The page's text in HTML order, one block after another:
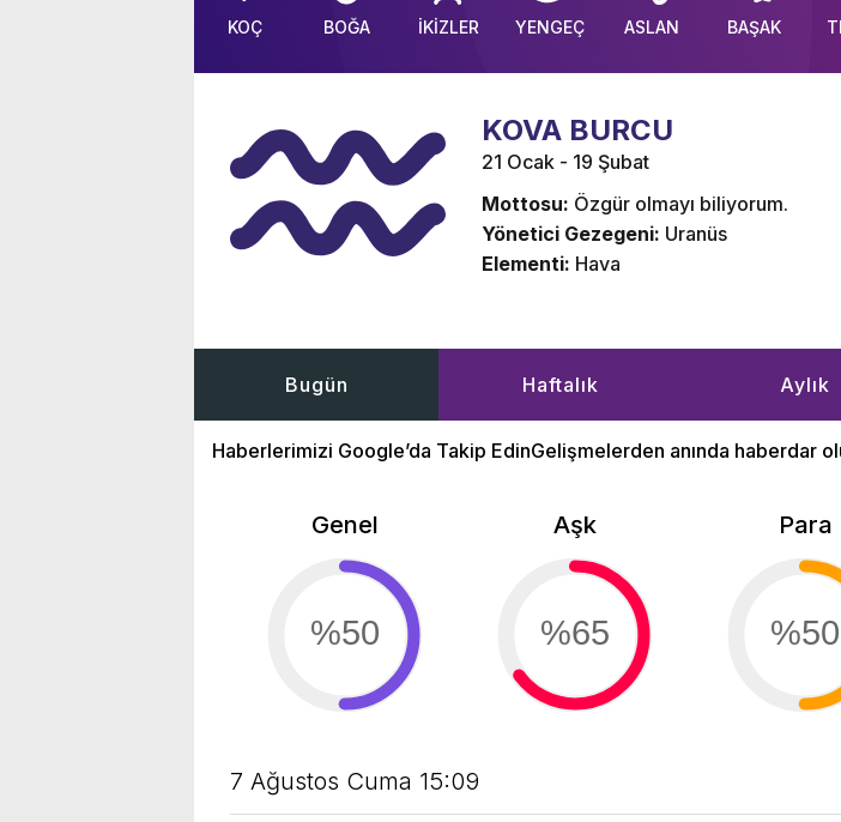
KOÇ BOĞA İKİZLER YENGEÇ ASLAN BAŞAK
KOVA BURCU
21 Ocak - 19 Şubat
Mottosu: Özgür olmayı biliyorum.
Yönetici Gezegeni: Uranüs
Elementi: Hava
Bugün Haftalık Aylık
Haberlerimizi Google’da Takip EdinGelişmelerden anında haberdar
Genel
%50
Aşk
%65
Para
%50
7 Ağustos Cuma 15:09